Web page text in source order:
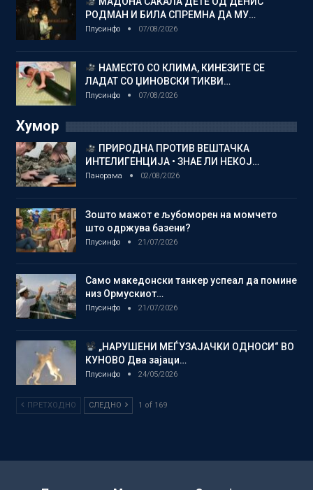
РОДМАН И БИЛА СПРЕМНА ДА МУ…
Плусинфо 07/08/2026
НАМЕСТО СО КЛИМА, КИНЕЗИТЕ СЕ
ЛАДАТ СО ЏИНОВСКИ ТИКВИ…
Плусинфо 07/08/2026
Хумор
ПРИРОДНА ПРОТИВ ВЕШТАЧКА
ИНТЕЛИГЕНЦИЈА • ЗНАЕ ЛИ НЕКОЈ…
Панорама 02/08/2026
Зошто мажот е љубоморен на момчето
што одржува базени?
Плусинфо 21/07/2026
Само македонски танкер успеал да помине
низ Ормускиот…
Плусинфо 21/07/2026
„НАРУШЕНИ МЕЃУЗАЈАЧКИ ОДНОСИ“ ВО
КУНОВО Два зајаци…
Плусинфо 24/05/2026
ПРЕТХОДНО СЛЕДНО 1 of 169